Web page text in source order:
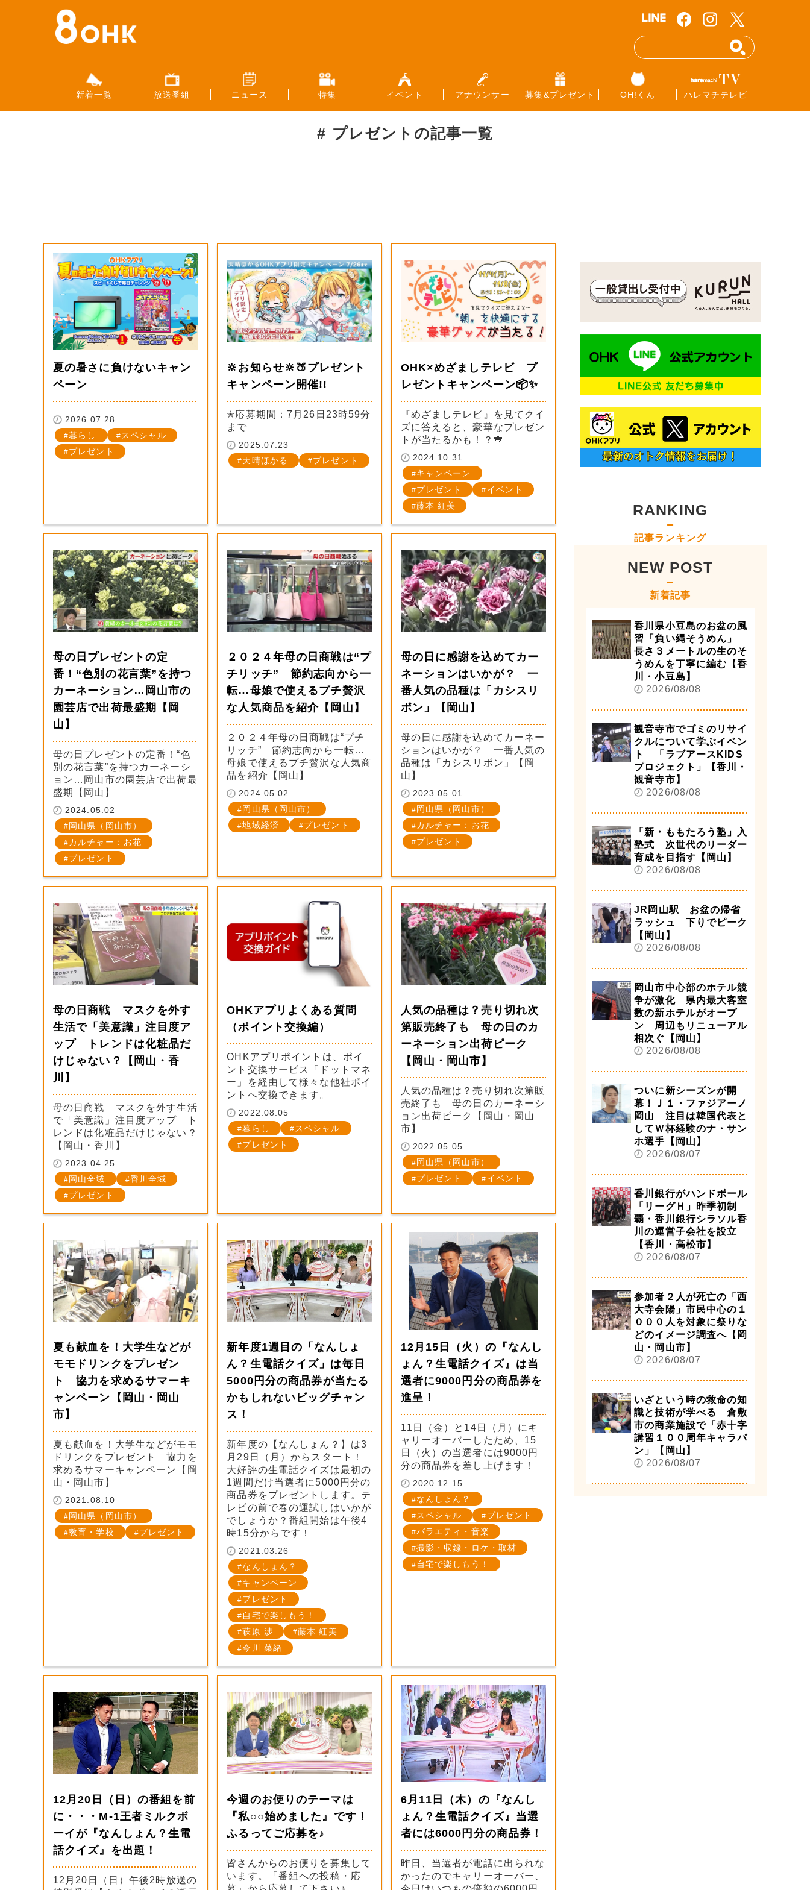
新着一覧 放送番組 ニュース 特集 イベント アナウンサー 募集&プレゼント OH!くん ハレマチテレビ
プレゼント の記事一覧
夏の暑さに負けないキャン
ペーン
2026.07.28
暮らし
スペシャル
プレゼント
🔆お知らせ🔆🍑プレゼント
キャンペーン開催!!
✭応募期間：7月26日23時59分
まで
2025.07.23
天晴ほかる
プレゼント
OHK×めざましテレビ プ
レゼントキャンペーン📦✨
『めざましテレビ』を見てクイ
ズに答えると、豪華なプレゼン
トが当たるかも！？💙
2024.10.31
キャンペーン
プレゼント
イベント
藤本 紅美
母の日プレゼントの定
番！“色別の花言葉”を持つ
カーネーション…岡山市の
園芸店で出荷最盛期【岡
山】
母の日プレゼントの定番！“色
別の花言葉”を持つカーネーシ
ョン…岡山市の園芸店で出荷最
盛期【岡山】
2024.05.02
岡山県（岡山市）
カルチャー：お花
プレゼント
２０２４年母の日商戦は“プ
チリッチ” 節約志向から一
転…母娘で使えるプチ贅沢
な人気商品を紹介【岡山】
２０２４年母の日商戦は“プチ
リッチ” 節約志向から一転…
母娘で使えるプチ贅沢な人気商
品を紹介【岡山】
2024.05.02
岡山県（岡山市）
地域経済
プレゼント
母の日に感謝を込めてカー
ネーションはいかが？ 一
番人気の品種は「カシスリ
ボン」【岡山】
母の日に感謝を込めてカーネー
ションはいかが？ 一番人気の
品種は「カシスリボン」【岡
山】
2023.05.01
岡山県（岡山市）
カルチャー：お花
プレゼント
母の日商戦 マスクを外す
生活で「美意識」注目度ア
ップ トレンドは化粧品だ
けじゃない？【岡山・香
川】
母の日商戦 マスクを外す生活
で「美意識」注目度アップ ト
レンドは化粧品だけじゃない？
【岡山・香川】
2023.04.25
岡山全域
香川全域
プレゼント
OHKアプリよくある質問
（ポイント交換編）
OHKアプリポイントは、ポイ
ント交換サービス「ドットマネ
ー」を経由して様々な他社ポイ
ントへ交換できます。
2022.08.05
暮らし
スペシャル
プレゼント
人気の品種は？売り切れ次
第販売終了も 母の日のカ
ーネーション出荷ピーク
【岡山・岡山市】
人気の品種は？売り切れ次第販
売終了も 母の日のカーネーシ
ョン出荷ピーク【岡山・岡山
市】
2022.05.05
岡山県（岡山市）
プレゼント
イベント
夏も献血を！大学生などが
モモドリンクをプレゼン
ト 協力を求めるサマーキ
ャンペーン【岡山・岡山
市】
夏も献血を！大学生などがモモ
ドリンクをプレゼント 協力を
求めるサマーキャンペーン【岡
山・岡山市】
2021.08.10
岡山県（岡山市）
教育・学校
プレゼント
新年度1週目の「なんしょ
ん？生電話クイズ」は毎日
5000円分の商品券が当たる
かもしれないビッグチャン
ス！
新年度の【なんしょん？】は3
月29日（月）からスタート！
大好評の生電話クイズは最初の
1週間だけ当選者に5000円分の
商品券をプレゼントします。テ
レビの前で春の運試しはいかが
でしょうか？番組開始は午後4
時15分からです！
2021.03.26
なんしょん？
キャンペーン
プレゼント
自宅で楽しもう！
萩原 渉
藤本 紅美
今川 菜緒
12月15日（火）の『なんし
ょん？生電話クイズ』は当
選者に9000円分の商品券を
進呈！
11日（金）と14日（月）にキ
ャリーオーバーしたため、15
日（火）の当選者には9000円
分の商品券を差し上げます！
2020.12.15
なんしょん？
スペシャル
プレゼント
バラエティ・音楽
撮影・収録・ロケ・取材
自宅で楽しもう！
12月20日（日）の番組を前
に・・・M-1王者ミルクボ
ーイが『なんしょん？生電
話クイズ』を出題！
12月20日（日）午後2時放送の
今週のお便りのテーマは
『私○○始めました』です！
ふるってご応募を♪
皆さんからのお便りを募集して
います。「番組への投稿・応
6月11日（木）の『なんし
ょん？生電話クイズ』当選
者には6000円分の商品券！
昨日、当選者が電話に出られな
かったのでキャリーオーバー、
RANKING
記事ランキング
NEW POST
新着記事
香川県小豆島のお盆の風
習「負い縄そうめん」
長さ３メートルの生のそ
うめんを丁寧に編む【香
川・小豆島】
2026/08/08
観音寺市でゴミのリサイ
クルについて学ぶイベン
ト 「ラブアースKIDS
プロジェクト」【香川・
観音寺市】
2026/08/08
「新・ももたろう塾」入
塾式 次世代のリーダー
育成を目指す【岡山】
2026/08/08
JR岡山駅 お盆の帰省
ラッシュ 下りでピーク
【岡山】
2026/08/08
岡山市中心部のホテル競
争が激化 県内最大客室
数の新ホテルがオープ
ン 周辺もリニューアル
相次ぐ【岡山】
2026/08/08
ついに新シーズンが開
幕！Ｊ１・ファジアーノ
岡山 注目は韓国代表と
してＷ杯経験のナ・サン
ホ選手【岡山】
2026/08/07
香川銀行がハンドボール
「リーグＨ」昨季初制
覇・香川銀行シラソル香
川の運営子会社を設立
【香川・高松市】
2026/08/07
参加者２人が死亡の「西
大寺会陽」市民中心の１
０００人を対象に祭りな
どのイメージ調査へ【岡
山・岡山市】
2026/08/07
いざという時の救命の知
識と技術が学べる 倉敷
市の商業施設で「赤十字
講習１００周年キャラバ
ン」【岡山】
2026/08/07